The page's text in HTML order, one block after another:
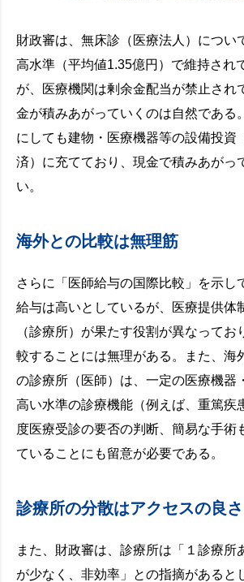
財政審は、無床診（医療法人）につい
高水準（平均値1.35億円）で維持され
が、医療機関は剰余金配当が禁止され
金が積みあがっていくのは自然である
にしても建物・医療機器等の設備投資
済）に充てており、現金で積みあがっ
い。
海外との比較は無理筋
さらに「医師給与の国際比較」を示し
給与は高いとしているが、医療提供体
（診療所）が果たす役割が異なってお
較することには無理がある。また、海
の診療所（医師）は、一定の医療機器
高い水準の診療機能（例えば、重篤疾
度医療受診の要否の判断、簡易な手術
ていることにも留意が必要である。
診療所の分散はアクセスの良さ
また、財政審は、診療所は「１診療所
が少なく、非効率」との指摘があると